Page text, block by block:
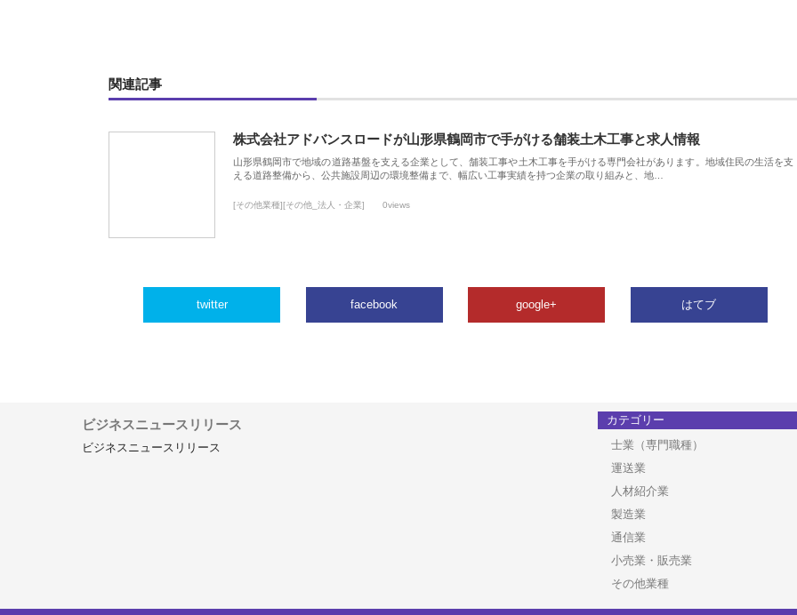
関連記事
株式会社アドバンスロードが山形県鶴岡市で手がける舗装土木工事と求人情報
山形県鶴岡市で地域の道路基盤を支える企業として、舗装工事や土木工事を手がける専門会社があります。地域住民の生活を支
える道路整備から、公共施設周辺の環境整備まで、幅広い工事実績を持つ企業の取り組みと、地…
[その他業種][その他_法人・企業] 0views
twitter facebook google+ はてブ
ビジネスニュースリリース
ビジネスニュースリリース
カテゴリー
士業（専門職種）
運送業
人材紹介業
製造業
通信業
小売業・販売業
その他業種